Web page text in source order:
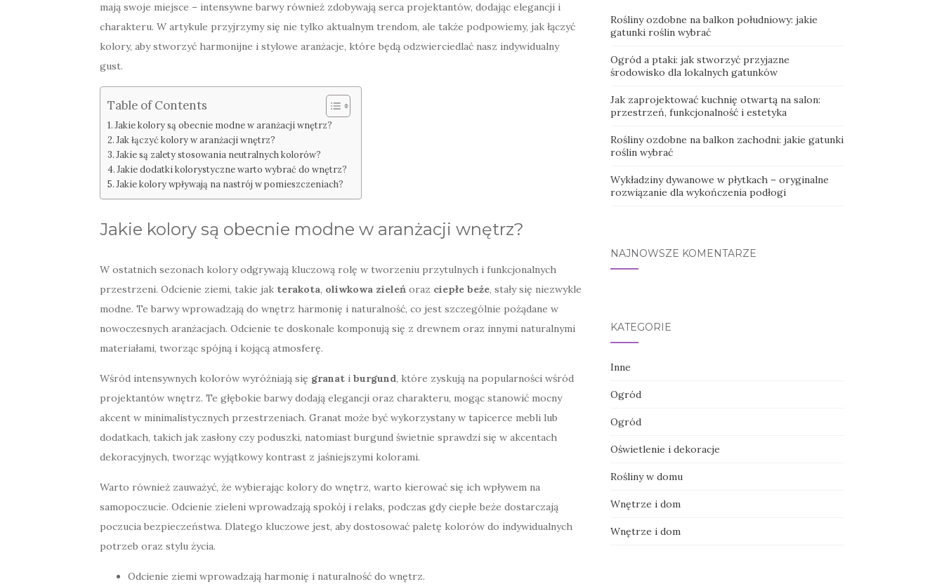
mają swoje miejsce – intensywne barwy również zdobywają serca projektantów, dodając elegancji i
charakteru. W artykule przyjrzymy się nie tylko aktualnym trendom, ale także podpowiemy, jak łączyć
kolory, aby stworzyć harmonijne i stylowe aranżacje, które będą odzwierciedlać nasz indywidualny
gust.
Table of Contents
Jakie kolory są obecnie modne w aranżacji wnętrz?
Jak łączyć kolory w aranżacji wnętrz?
Jakie są zalety stosowania neutralnych kolorów?
Jakie dodatki kolorystyczne warto wybrać do wnętrz?
Jakie kolory wpływają na nastrój w pomieszczeniach?
Jakie kolory są obecnie modne w aranżacji wnętrz?
W ostatnich sezonach kolory odgrywają kluczową rolę w tworzeniu przytulnych i funkcjonalnych
przestrzeni. Odcienie ziemi, takie jak terakota, oliwkowa zieleń oraz ciepłe beże, stały się niezwykle
modne. Te barwy wprowadzają do wnętrz harmonię i naturalność, co jest szczególnie pożądane w
nowoczesnych aranżacjach. Odcienie te doskonale komponują się z drewnem oraz innymi naturalnymi
materiałami, tworząc spójną i kojącą atmosferę.
Wśród intensywnych kolorów wyróżniają się granat i burgund, które zyskują na popularności wśród
projektantów wnętrz. Te głębokie barwy dodają elegancji oraz charakteru, mogąc stanowić mocny
akcent w minimalistycznych przestrzeniach. Granat może być wykorzystany w tapicerce mebli lub
dodatkach, takich jak zasłony czy poduszki, natomiast burgund świetnie sprawdzi się w akcentach
dekoracyjnych, tworząc wyjątkowy kontrast z jaśniejszymi kolorami.
Warto również zauważyć, że wybierając kolory do wnętrz, warto kierować się ich wpływem na
samopoczucie. Odcienie zieleni wprowadzają spokój i relaks, podczas gdy ciepłe beże dostarczają
poczucia bezpieczeństwa. Dlatego kluczowe jest, aby dostosować paletę kolorów do indywidualnych
potrzeb oraz stylu życia.
Odcienie ziemi wprowadzają harmonię i naturalność do wnętrz.
Rośliny ozdobne na balkon południowy: jakie
gatunki roślin wybrać
Ogród a ptaki: jak stworzyć przyjazne
środowisko dla lokalnych gatunków
Jak zaprojektować kuchnię otwartą na salon:
przestrzeń, funkcjonalność i estetyka
Rośliny ozdobne na balkon zachodni: jakie gatunki
roślin wybrać
Wykładziny dywanowe w płytkach – oryginalne
rozwiązanie dla wykończenia podłogi
NAJNOWSZE KOMENTARZE
KATEGORIE
Inne
Ogród
Ogród
Oświetlenie i dekoracje
Rośliny w domu
Wnętrze i dom
Wnętrze i dom